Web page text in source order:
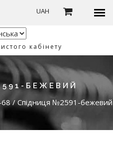
UAH
кабінету
БЕЖЕВИЙ
68/ Спідниця №2591-бежевий